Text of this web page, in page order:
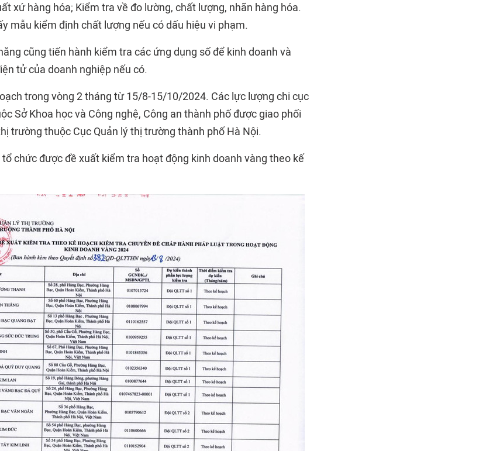
xứ hàng hóa; Kiểm tra về đo lường, chất lượng, nhãn hàng hóa.
mẫu kiểm định chất lượng nếu có dấu hiệu vi phạm.
cũng tiến hành kiểm tra các ứng dụng số để kinh doanh và
tử của doanh nghiệp nếu có.
trong vòng 2 tháng từ 15/8-15/10/2024. Các lực lượng chi cục
Sở Khoa học và Công nghệ, Công an thành phố được giao phối
trường thuộc Cục Quản lý thị trường thành phố Hà Nội.
tổ chức được đề xuất kiểm tra hoạt động kinh doanh vàng theo kế